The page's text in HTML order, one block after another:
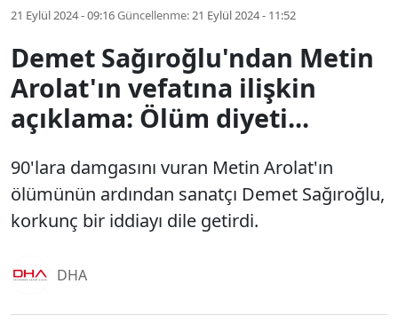
21 Eylül 2024 - 09:16Güncellenme:21 Eylül 2024 - 11:52
Demet Sağıroğlu'ndan Metin
Arolat'ın vefatına ilişkin
açıklama: Ölüm diyeti...
90'lara damgasını vuran Metin Arolat'ın
ölümünün ardından sanatçı Demet Sağıroğlu,
korkunç bir iddiayı dile getirdi.
DHA